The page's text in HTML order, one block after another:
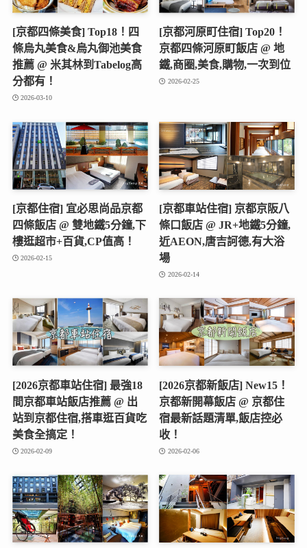
[京都四條美食] Top18！四
條烏丸美食&烏丸御池美食
推薦 @ 米其林到Tabelog高
分都有！
2026-03-10
[京都河原町住宿] Top20！
京都四條河原町飯店 @ 地
鐵,商圈,美食,購物,一次到位
2026-02-25
[京都住宿] 宜必思尚品京都
四條飯店 @ 雙地鐵5分鐘,下
樓逛超市+百貨,CP值高！
2026-02-15
[京都車站住宿] 京都京阪八
條口飯店 @ JR+地鐵5分鐘,
近AEON,唐吉訶德,有大浴
場
2026-02-14
[2026京都車站住宿] 最強18
間京都車站飯店推薦 @ 出
站到京都住宿,搭車逛百貨吃
美食全搞定！
2026-02-09
[2026京都新飯店] New15！
京都新開幕飯店 @ 京都住
宿最新話題清單,飯店控必
收！
2026-02-06